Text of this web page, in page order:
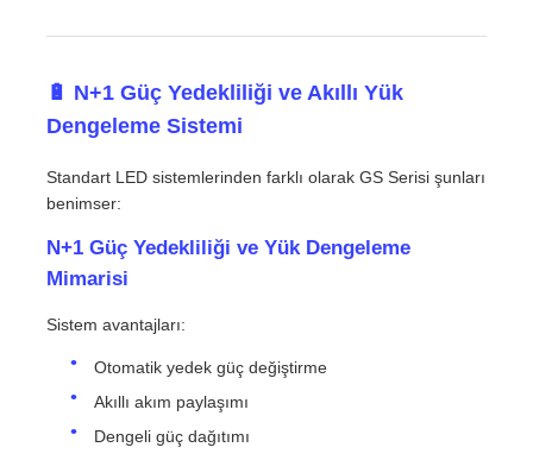
🔋 N+1 Güç Yedekliliği ve Akıllı Yük
Dengeleme Sistemi
Standart LED sistemlerinden farklı olarak GS Serisi şunları
benimser:
N+1 Güç Yedekliliği ve Yük Dengeleme
Mimarisi
Sistem avantajları:
Otomatik yedek güç değiştirme
Akıllı akım paylaşımı
Dengeli güç dağıtımı